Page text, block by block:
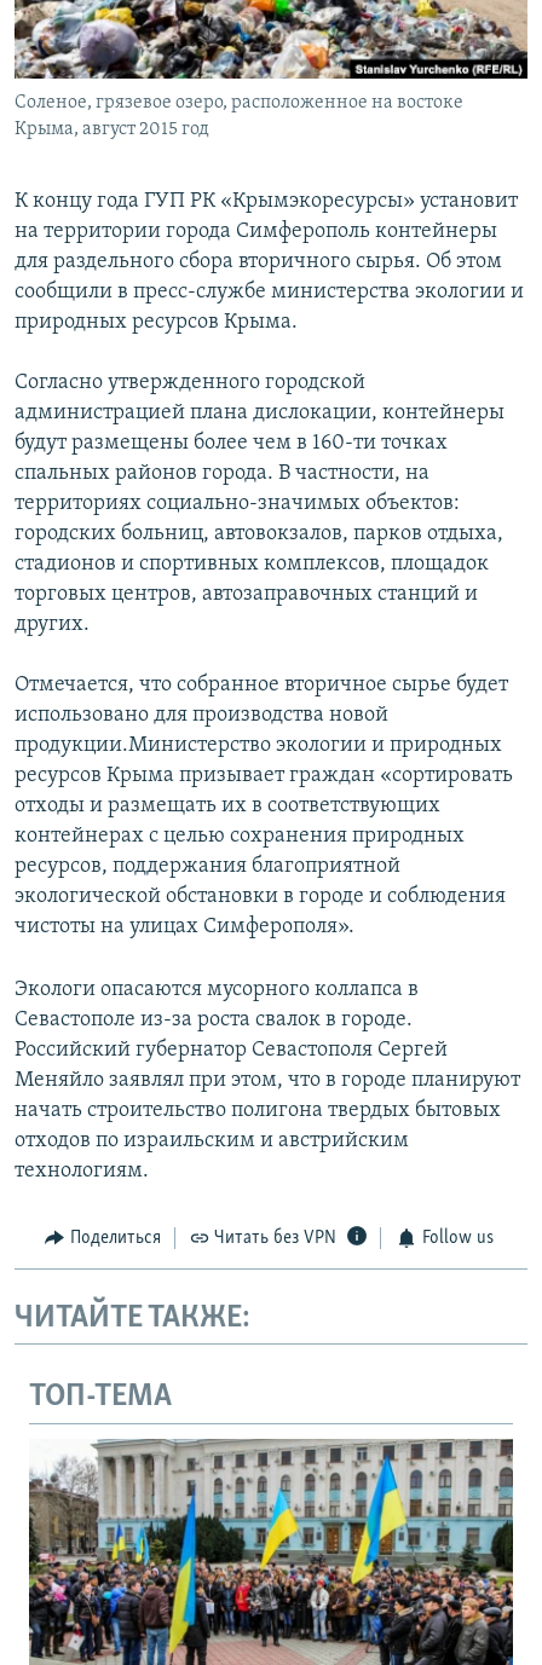
ПОБЕДИТЕЛЕЙ НЕ СУДЯТ?
КРЫМ.НЕПОКОРЕННЫЙ
ELIFBE
ПРИСОЕДИНЯЙТЕСЬ!
Соленое, грязевое озеро, расположенное на востоке
Крыма, август 2015 год
К концу года ГУП РК «Крымэкоресурсы» установит
на территории города Симферополь контейнеры
для раздельного сбора вторичного сырья. Об этом
сообщили в пресс-службе министерства экологии и
природных ресурсов Крыма.
Согласно утвержденного городской
администрацией плана дислокации, контейнеры
будут размещены более чем в 160-ти точках
спальных районов города. В частности, на
территориях социально-значимых объектов:
городских больниц, автовокзалов, парков отдыха,
стадионов и спортивных комплексов, площадок
торговых центров, автозаправочных станций и
других.
Отмечается, что собранное вторичное сырье будет
использовано для производства новой
продукции.Министерство экологии и природных
ресурсов Крыма призывает граждан «сортировать
отходы и размещать их в соответствующих
контейнерах с целью сохранения природных
ресурсов, поддержания благоприятной
экологической обстановки в городе и соблюдения
чистоты на улицах Симферополя».
Экологи опасаются мусорного коллапса в
Севастополе из-за роста свалок в городе.
Российский губернатор Севастополя Сергей
Меняйло заявлял при этом, что в городе планируют
начать строительство полигона твердых бытовых
отходов по израильским и австрийским
технологиям.
Поделиться Читать без VPN Follow us
ЧИТАЙТЕ ТАКЖЕ:
ТОП-ТЕМА